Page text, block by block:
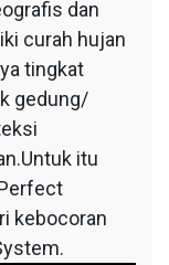
dan
curah hujan
tingkat
gedung/
itu
kebocoran